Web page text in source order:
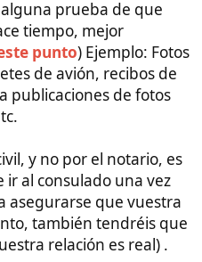
pasoyo la ayudé
se lo envié a ella,
de servicio de
firmó, lo escanearon
al consulado
hora para que
peso para este
se lo explican todo
el poder en
boda (Este poder no
porque ya sale